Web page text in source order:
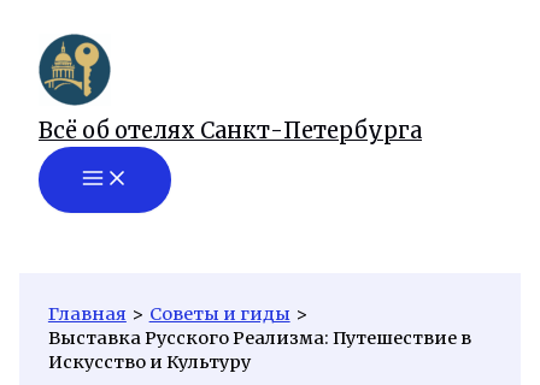
содержимому
Всё об отелях Санкт-Петербурга
Главная
Советы и гиды
Выставка Русского Реализма: Путешествие в
Искусство и Культуру